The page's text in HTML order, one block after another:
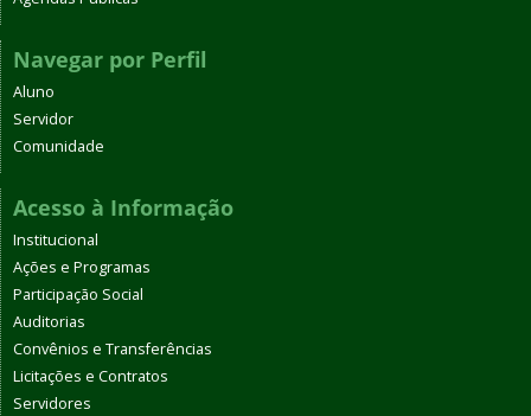
Navegar por Perfil
Aluno
Servidor
Comunidade
Acesso à Informação
Institucional
Ações e Programas
Participação Social
Auditorias
Convênios e Transferências
Licitações e Contratos
Servidores